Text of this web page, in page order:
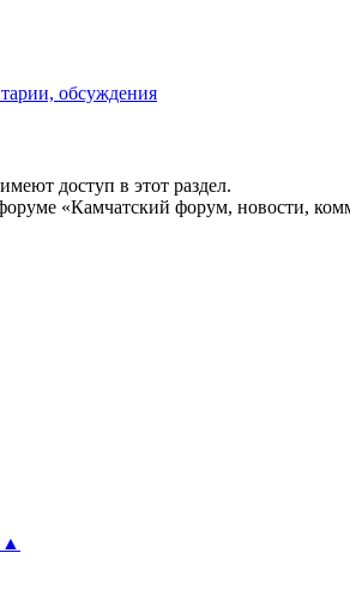
обсуждения
доступ в этот раздел.
«Камчатский форум, новости,
▲